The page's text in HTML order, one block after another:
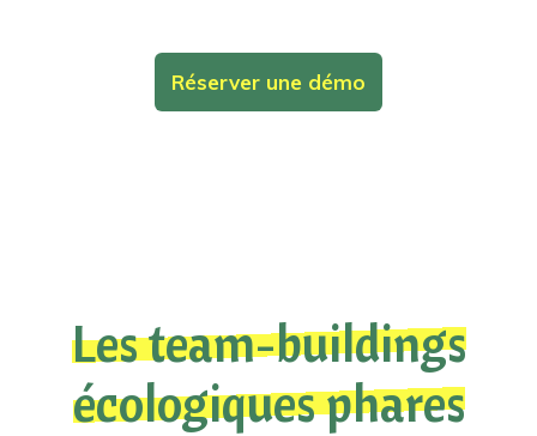
Réserver une démo
Les team-buildings
écologiques phares